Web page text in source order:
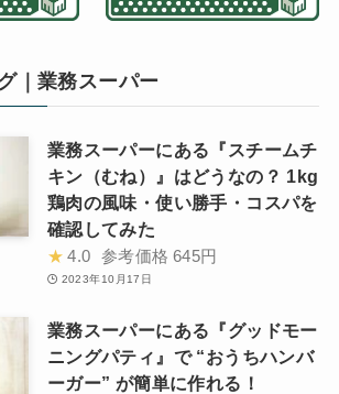
｜業務スーパー
業務スーパーにある『スチームチ
キン（むね）』はどうなの？ 1kg
鶏肉の風味・使い勝手・コスパを
確認してみた
★ 4.0 参考価格 645円
2023年10月17日
業務スーパーにある『グッドモー
ニングパティ』で “おうちハンバ
ーガー” が簡単に作れる！